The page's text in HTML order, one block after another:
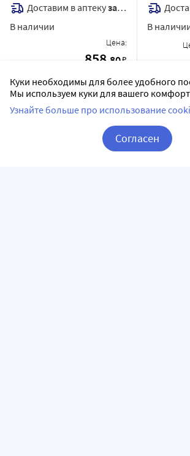
Доставим в аптекузавтра
В наличии
Цена:
858 .80₽
Купить
В
Куки необходимы для более удобного
Мы используем куки для вашего
Узнайте больше про использование
Согласен